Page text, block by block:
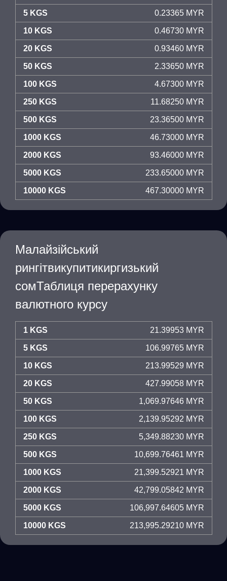
5 KGS 0.23365 MYR
10 KGS 0.46730 MYR
20 KGS 0.93460 MYR
50 KGS 2.33650 MYR
100 KGS 4.67300 MYR
250 KGS 11.68250 MYR
500 KGS 23.36500 MYR
1000 KGS 46.73000 MYR
2000 KGS 93.46000 MYR
5000 KGS 233.65000 MYR
10000 KGS 467.30000 MYR
Малайзійський
рингітвикупитикиргизький
сомТаблиця перерахунку
валютного курсу
1 KGS 21.39953 MYR
5 KGS 106.99765 MYR
10 KGS 213.99529 MYR
20 KGS 427.99058 MYR
50 KGS 1,069.97646 MYR
100 KGS 2,139.95292 MYR
250 KGS 5,349.88230 MYR
500 KGS 10,699.76461 MYR
1000 KGS 21,399.52921 MYR
2000 KGS 42,799.05842 MYR
5000 KGS 106,997.64605 MYR
10000 KGS 213,995.29210 MYR